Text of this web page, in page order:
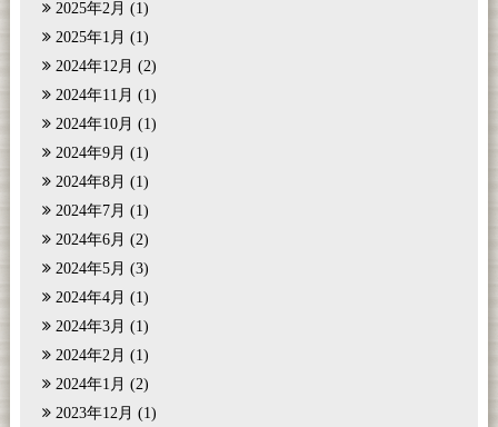
2025年2月 (1)
2025年1月 (1)
2024年12月 (2)
2024年11月 (1)
2024年10月 (1)
2024年9月 (1)
2024年8月 (1)
2024年7月 (1)
2024年6月 (2)
2024年5月 (3)
2024年4月 (1)
2024年3月 (1)
2024年2月 (1)
2024年1月 (2)
2023年12月 (1)